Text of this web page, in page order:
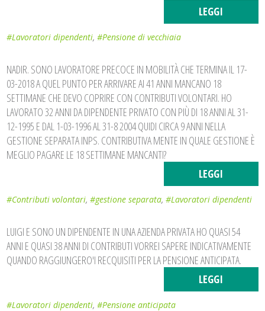
LEGGI
#Lavoratori dipendenti,#Pensione di vecchiaia
NADIR. SONO LAVORATORE PRECOCE IN MOBILITÀ CHE TERMINA IL 17-
03-2018 A QUEL PUNTO PER ARRIVARE AI 41 ANNI MANCANO 18
SETTIMANE CHE DEVO COPRIRE CON CONTRIBUTI VOLONTARI. HO
LAVORATO 32 ANNI DA DIPENDENTE PRIVATO CON PIÙ DI 18 ANNI AL 31-
12-1995 E DAL 1-03-1996 AL 31-8 2004 QUIDI CIRCA 9 ANNI NELLA
GESTIONE SEPARATA INPS. CONTRIBUTIVA MENTE IN QUALE GESTIONE È
MEGLIO PAGARE LE 18 SETTIMANE MANCANTI?
LEGGI
#Contributi volontari,#gestione separata,#Lavoratori dipendenti
LUIGI E SONO UN DIPENDENTE IN UNA AZIENDA PRIVATA HO QUASI 54
ANNI E QUASI 38 ANNI DI CONTRIBUTI VORREI SAPERE INDICATIVAMENTE
QUANDO RAGGIUNGERO'I RECQUISITI PER LA PENSIONE ANTICIPATA.
LEGGI
#Lavoratori dipendenti,#Pensione anticipata